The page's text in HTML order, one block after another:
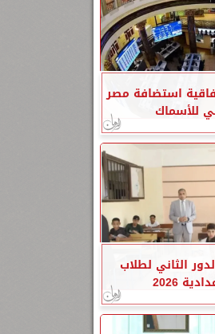
استضافة مصر
للأسماك
الثاني لطلاب
2026